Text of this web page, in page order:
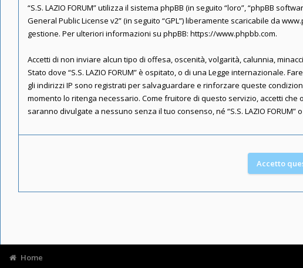
“S.S. LAZIO FORUM” utilizza il sistema phpBB (in seguito “loro”, “phpBB
General Public License v2” (in seguito “GPL”) liberamente scaricabile da
gestione. Per ulteriori informazioni su phpBB: https://www.phpbb.com.
Accetti di non inviare alcun tipo di offesa, oscenità, volgarità, calunnia,
Stato dove “S.S. LAZIO FORUM” è ospitato, o di una Legge internazionale.
gli indirizzi IP sono registrati per salvaguardare e rinforzare queste
momento lo ritenga necessario. Come fruitore di questo servizio, accetti
saranno divulgate a nessuno senza il tuo consenso, né “S.S. LAZIO
Home